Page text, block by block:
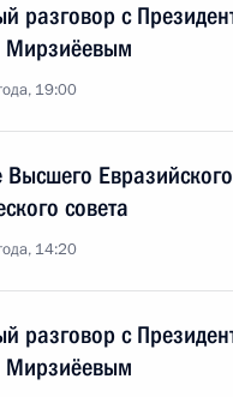
разговор с
19:00
Высшего Евразийского
совета
14:20
разговор с